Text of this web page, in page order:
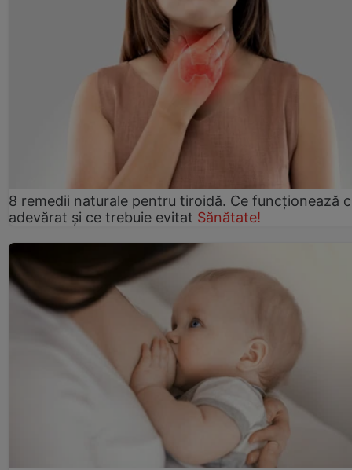
8 remedii naturale pentru tiroidă. Ce funcționează
adevărat și ce trebuie evitat Sănătate!